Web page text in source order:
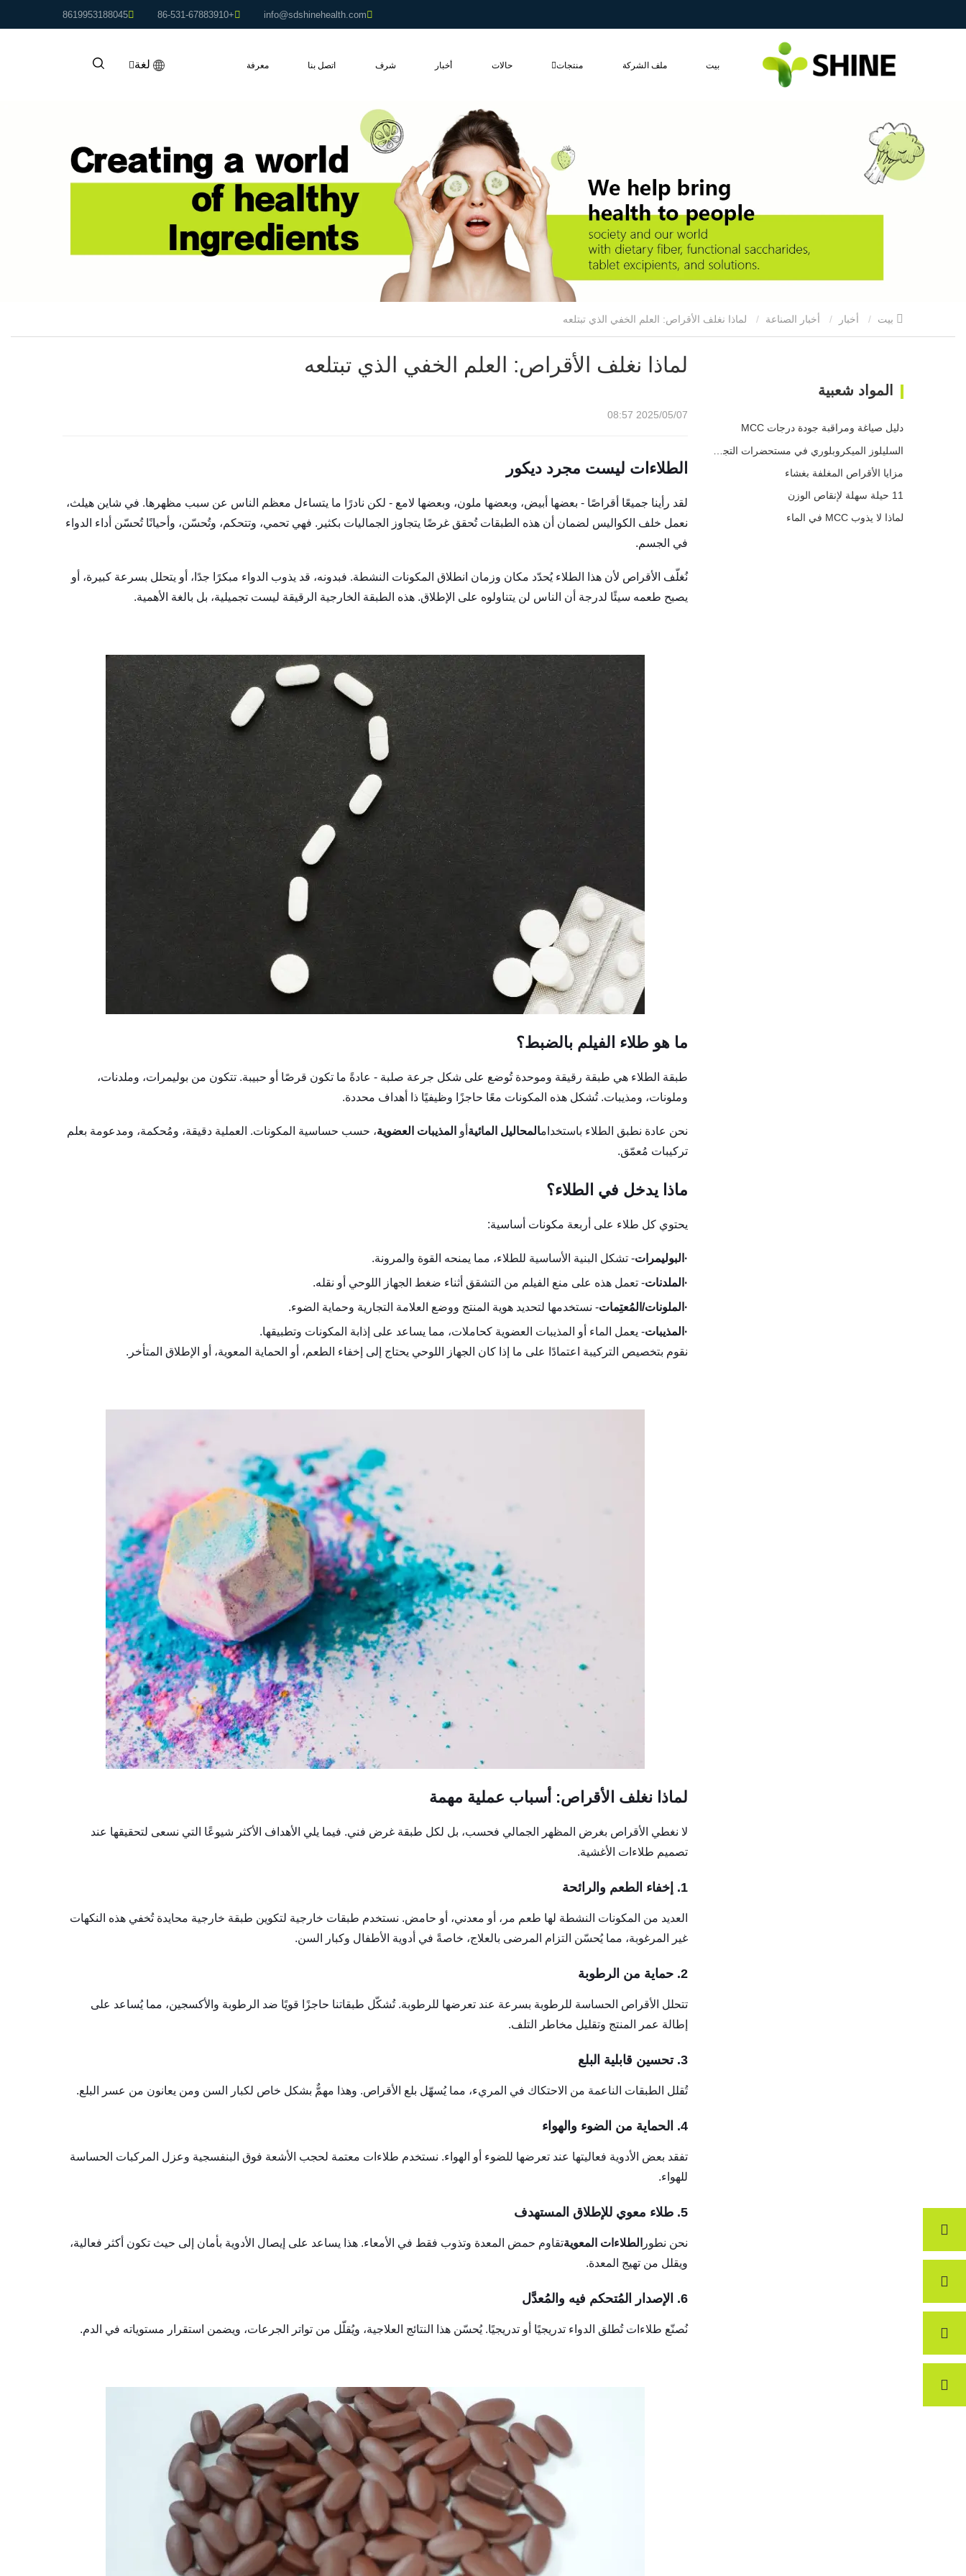
info@sdshinehealth.com
+86-531-67883910
8619953188045
بيت ملف الشركة منتجات حالات أخبار شرف اتصل بنا معرفة لغة
أخبار أخبار الصناعة
لماذا نغلف الأقراص: العلم الخفي الذي تبتلعه
2025/05/07 08:57
الطلاءات ليست مجرد ديكور
لقد رأينا جميعًا أقراصًا - بعضها أبيض، وبعضها ملون، وبعضها لامع - لكن نادرًا ما يتساءل معظم الناس عن سبب مظهرها. في شاين هيلث،
نعمل خلف الكواليس لضمان أن هذه الطبقات تُحقق غرضًا يتجاوز الجماليات بكثير. فهي تحمي، وتتحكم، وتُحسّن، وأحيانًا تُحسّن أداء الدواء
في الجسم.
نُغلّف الأقراص لأن هذا الطلاء يُحدّد مكان وزمان انطلاق المكونات النشطة. فبدونه، قد يذوب الدواء مبكرًا جدًا، أو يتحلل بسرعة كبيرة، أو
يصبح طعمه سيئًا لدرجة أن الناس لن يتناولوه على الإطلاق. هذه الطبقة الخارجية الرقيقة ليست تجميلية، بل بالغة الأهمية.
ما هو طلاء الفيلم بالضبط؟
طبقة الطلاء هي طبقة رقيقة وموحدة تُوضع على شكل جرعة صلبة - عادةً ما تكون قرصًا أو حبيبة. تتكون من بوليمرات، وملدنات،
وملونات، ومذيبات. تُشكل هذه المكونات معًا حاجزًا وظيفيًا ذا أهداف محددة.
نحن عادة نطبق الطلاء باستخدامالمحاليل المائية أو المذيبات العضوية، حسب حساسية المكونات. العملية دقيقة، ومُحكمة، ومدعومة بعلم
تركيبات مُعمّق.
ماذا يدخل في الطلاء؟
يحتوي كل طلاء على أربعة مكونات أساسية:
· البوليمرات- تشكل البنية الأساسية للطلاء، مما يمنحه القوة والمرونة.
· الملدنات- تعمل هذه على منع الفيلم من التشقق أثناء ضغط الجهاز اللوحي أو نقله.
· الملونات/المُعتِمات- نستخدمها لتحديد هوية المنتج ووضع العلامة التجارية وحماية الضوء.
· المذيبات- يعمل الماء أو المذيبات العضوية كحاملات، مما يساعد على إذابة المكونات وتطبيقها.
نقوم بتخصيص التركيبة اعتمادًا على ما إذا كان الجهاز اللوحي يحتاج إلى إخفاء الطعم، أو الحماية المعوية، أو الإطلاق المتأخر.
لماذا نغلف الأقراص: أسباب عملية مهمة
لا نغطي الأقراص بغرض المظهر الجمالي فحسب، بل لكل طبقة غرض فني. فيما يلي الأهداف الأكثر شيوعًا التي نسعى لتحقيقها عند
تصميم طلاءات الأغشية.
1. إخفاء الطعم والرائحة
العديد من المكونات النشطة لها طعم مر، أو معدني، أو حامض. نستخدم طبقات خارجية لتكوين طبقة خارجية محايدة تُخفي هذه النكهات
غير المرغوبة، مما يُحسّن التزام المرضى بالعلاج، خاصةً في أدوية الأطفال وكبار السن.
2. حماية من الرطوبة
تتحلل الأقراص الحساسة للرطوبة بسرعة عند تعرضها للرطوبة. تُشكّل طبقاتنا حاجزًا قويًا ضد الرطوبة والأكسجين، مما يُساعد على
إطالة عمر المنتج وتقليل مخاطر التلف.
3. تحسين قابلية البلع
تُقلل الطبقات الناعمة من الاحتكاك في المريء، مما يُسهّل بلع الأقراص. وهذا مهمٌّ بشكل خاص لكبار السن ومن يعانون من عسر البلع.
4. الحماية من الضوء والهواء
تفقد بعض الأدوية فعاليتها عند تعرضها للضوء أو الهواء. نستخدم طلاءات معتمة لحجب الأشعة فوق البنفسجية وعزل المركبات الحساسة
للهواء.
5. طلاء معوي للإطلاق المستهدف
نحن نطور الطلاءات المعويةتقاوم حمض المعدة وتذوب فقط في الأمعاء. هذا يساعد على إيصال الأدوية بأمان إلى حيث تكون أكثر فعالية،
ويقلل من تهيج المعدة.
6. الإصدار المُتحكم فيه والمُعدَّل
نُصنّع طلاءات تُطلق الدواء تدريجيًا أو تدريجيًا. يُحسّن هذا النتائج العلاجية، ويُقلّل من تواتر الجرعات، ويضمن استقرار مستوياته في الدم.
المواد شعبية
دليل صياغة ومراقبة جودة درجات MCC
مزايا الأقراص المغلفة بغشاء
11 حيلة سهلة لإنقاص الوزن
لماذا لا يذوب MCC في الماء